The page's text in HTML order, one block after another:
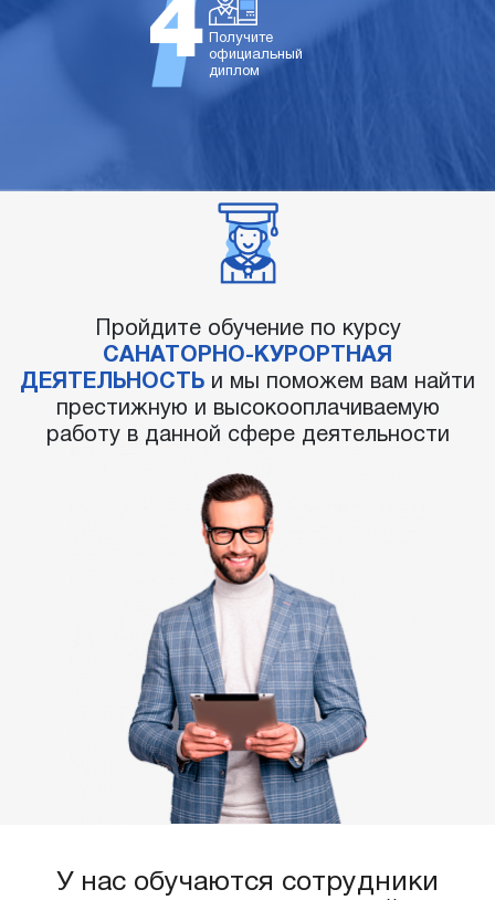
Получите
официальный
диплом
Пройдите обучение по курсу
САНАТОРНО-КУРОРТНАЯ
ДЕЯТЕЛЬНОСТЬ и мы поможем вам найти
престижную и высокооплачиваемую
работу в данной сфере деятельности
У нас обучаются сотрудники